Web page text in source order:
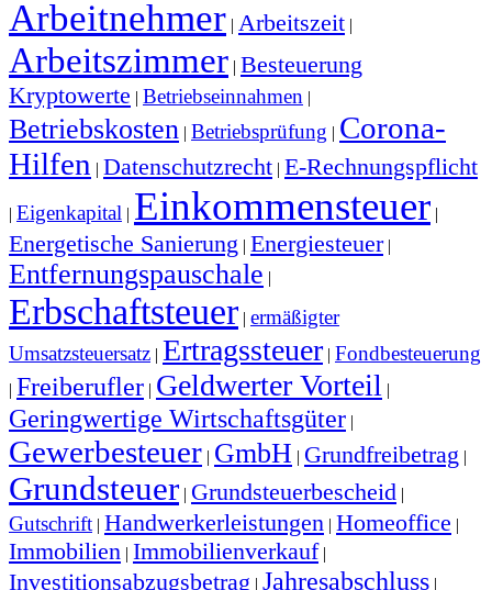
Arbeitnehmer | Arbeitszeit |
Arbeitszimmer | Besteuerung
Kryptowerte | Betriebseinnahmen |
Betriebskosten | Betriebsprüfung | Corona-
Hilfen | Datenschutzrecht | E-Rechnungspflicht
| Eigenkapital | Einkommensteuer |
Energetische Sanierung | Energiesteuer|
Entfernungspauschale |
Erbschaftsteuer | ermäßigter
Umsatzsteuersatz | Ertragssteuer | Fondbesteuerung
| Freiberufler | Geldwerter Vorteil |
Geringwertige Wirtschaftsgüter |
Gewerbesteuer | GmbH | Grundfreibetrag |
Grundsteuer | Grundsteuerbescheid |
Gutschrift | Handwerkerleistungen | Homeoffice |
Immobilien | Immobilienverkauf |
Investitionsabzugsbetrag | Jahresabschluss |